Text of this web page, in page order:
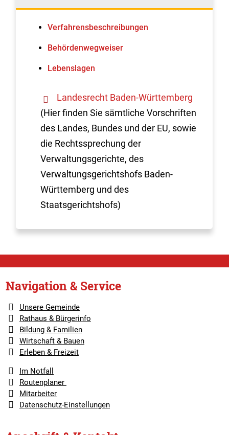
Verfahrens­beschreibungen
Behördenwegweiser
Lebenslagen
Landesrecht Baden-Württemberg
(Hier finden Sie sämtliche Vorschriften
des Landes, Bundes und der EU, sowie
die Rechtssprechung der
Verwaltungsgerichte, des
Verwaltungsgerichtshofs Baden-
Württemberg und des
Staatsgerichtshofs)
Navigation & Service
Unsere Gemeinde
Rathaus & Bürgerinfo
Bildung & Familien
Wirtschaft & Bauen
Erleben & Freizeit
Im Notfall
Routenplaner
Mitarbeiter
Datenschutz-Einstellungen